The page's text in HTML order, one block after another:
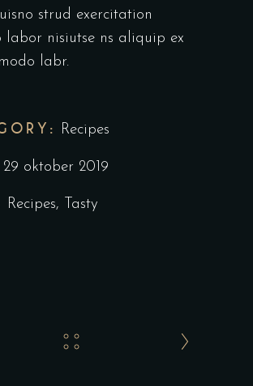
strud exercitation
labor nisiutse ns aliquip ex
labr.
Recipes
29 oktober 2019
Recipes, Tasty